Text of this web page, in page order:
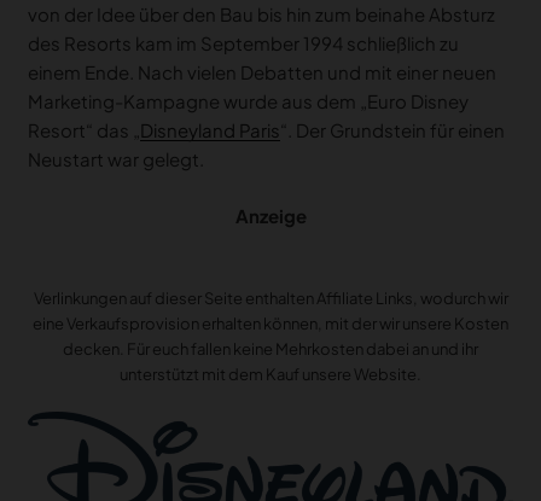
von der Idee über den Bau bis hin zum beinahe Absturz
des Resorts kam im September 1994 schließlich zu
einem Ende. Nach vielen Debatten und mit einer neuen
Marketing-Kampagne wurde aus dem „Euro Disney
Resort“ das „
Disneyland Paris“. Der Grundstein für einen
Neustart war gelegt.
Anzeige
Verlinkungen auf dieser Seite enthalten Affiliate Links, wodurch wir
eine Verkaufsprovision erhalten können, mit der wir unsere Kosten
decken. Für euch fallen keine Mehrkosten dabei an und ihr
unterstützt mit dem Kauf unsere Website.